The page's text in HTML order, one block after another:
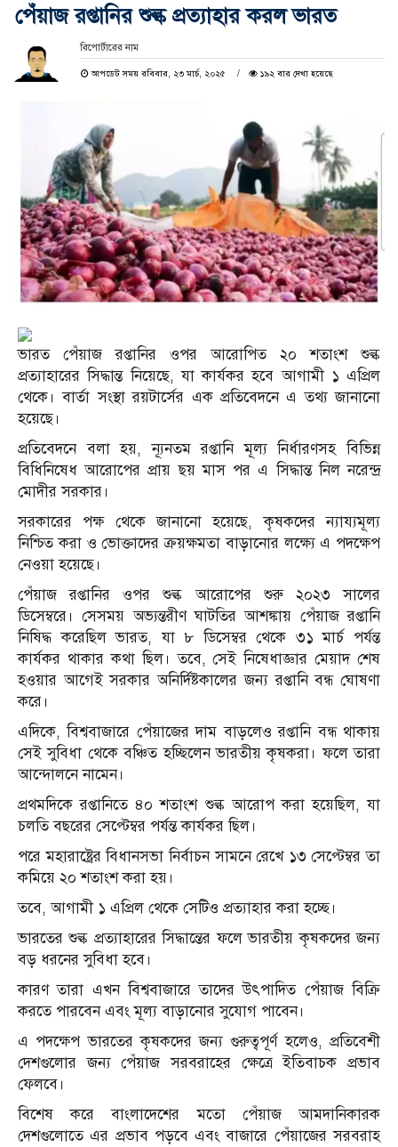
পেঁয়াজ রপ্তানির শুল্ক প্রত্যাহার করল ভারত
রিপোর্টারের নাম
আপডেট সময় রবিবার, ২৩ মার্চ, ২০২৫ ১৯২ বার দেখা হয়েছে
ভারত পেঁয়াজ রপ্তানির ওপর আরোপিত ২০ শতাংশ শুল্ক
প্রত্যাহারের সিদ্ধান্ত নিয়েছে, যা কার্যকর হবে আগামী ১ এপ্রিল
থেকে। বার্তা সংস্থা রয়টার্সের এক প্রতিবেদনে এ তথ্য জানানো
হয়েছে।
প্রতিবেদনে বলা হয়, ন্যূনতম রপ্তানি মূল্য নির্ধারণসহ বিভিন্ন
বিধিনিষেধ আরোপের প্রায় ছয় মাস পর এ সিদ্ধান্ত নিল নরেন্দ্র
মোদীর সরকার।
সরকারের পক্ষ থেকে জানানো হয়েছে, কৃষকদের ন্যায্যমূল্য
নিশ্চিত করা ও ভোক্তাদের ক্রয়ক্ষমতা বাড়ানোর লক্ষ্যে এ পদক্ষেপ
নেওয়া হয়েছে।
পেঁয়াজ রপ্তানির ওপর শুল্ক আরোপের শুরু ২০২৩ সালের
ডিসেম্বরে। সেসময় অভ্যন্তরীণ ঘাটতির আশঙ্কায় পেঁয়াজ রপ্তানি
নিষিদ্ধ করেছিল ভারত, যা ৮ ডিসেম্বর থেকে ৩১ মার্চ পর্যন্ত
কার্যকর থাকার কথা ছিল। তবে, সেই নিষেধাজ্ঞার মেয়াদ শেষ
হওয়ার আগেই সরকার অনির্দিষ্টকালের জন্য রপ্তানি বন্ধ ঘোষণা
করে।
এদিকে, বিশ্ববাজারে পেঁয়াজের দাম বাড়লেও রপ্তানি বন্ধ থাকায়
সেই সুবিধা থেকে বঞ্চিত হচ্ছিলেন ভারতীয় কৃষকরা। ফলে তারা
আন্দোলনে নামেন।
প্রথমদিকে রপ্তানিতে ৪০ শতাংশ শুল্ক আরোপ করা হয়েছিল, যা
চলতি বছরের সেপ্টেম্বর পর্যন্ত কার্যকর ছিল।
পরে মহারাষ্ট্রের বিধানসভা নির্বাচন সামনে রেখে ১৩ সেপ্টেম্বর তা
কমিয়ে ২০ শতাংশ করা হয়।
তবে, আগামী ১ এপ্রিল থেকে সেটিও প্রত্যাহার করা হচ্ছে।
ভারতের শুল্ক প্রত্যাহারের সিদ্ধান্তের ফলে ভারতীয় কৃষকদের জন্য
বড় ধরনের সুবিধা হবে।
কারণ তারা এখন বিশ্ববাজারে তাদের উৎপাদিত পেঁয়াজ বিক্রি
করতে পারবেন এবং মূল্য বাড়ানোর সুযোগ পাবেন।
এ পদক্ষেপ ভারতের কৃষকদের জন্য গুরুত্বপূর্ণ হলেও, প্রতিবেশী
দেশগুলোর জন্য পেঁয়াজ সরবরাহের ক্ষেত্রে ইতিবাচক প্রভাব
ফেলবে।
বিশেষ করে বাংলাদেশের মতো পেঁয়াজ আমদানিকারক
দেশগুলোতে এর প্রভাব পড়বে এবং বাজারে পেঁয়াজের সরবরাহ